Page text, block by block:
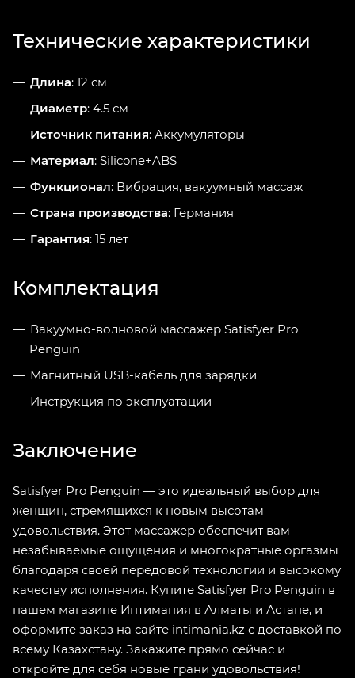
Технические характеристики
Длина: 12 см
Диаметр: 4.5 см
Источник питания: Аккумуляторы
Материал: Silicone+ABS
Функционал: Вибрация, вакуумный массаж
Страна производства: Германия
Гарантия: 15 лет
Комплектация
Вакуумно-волновой массажер Satisfyer Pro
Penguin
Магнитный USB-кабель для зарядки
Инструкция по эксплуатации
Заключение
Satisfyer Pro Penguin — это идеальный выбор для
женщин, стремящихся к новым высотам
удовольствия. Этот массажер обеспечит вам
незабываемые ощущения и многократные оргазмы
благодаря своей передовой технологии и высокому
качеству исполнения. Купите Satisfyer Pro Penguin в
нашем магазине Интимания в Алматы и Астане, и
оформите заказ на сайте intimania.kz с доставкой по
всему Казахстану. Закажите прямо сейчас и
откройте для себя новые грани удовольствия!